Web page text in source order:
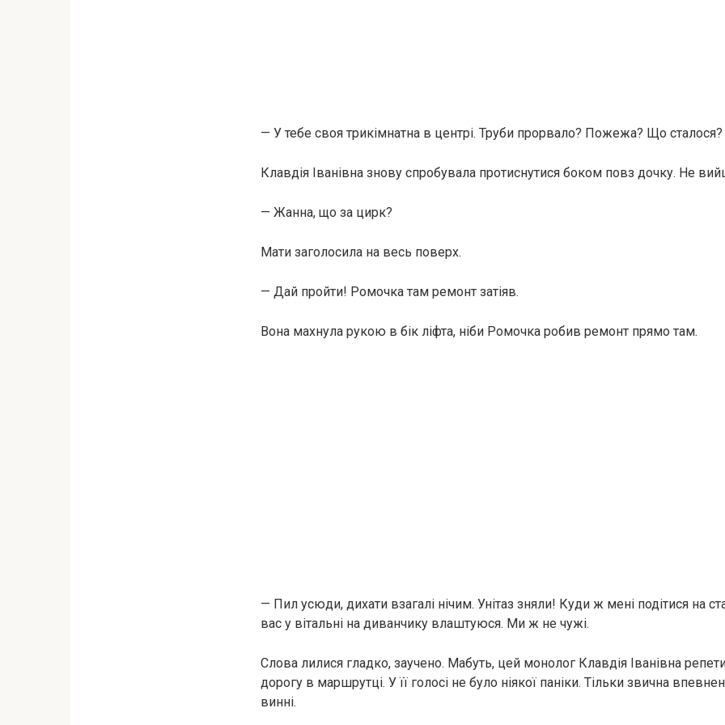
— У тебе своя трикімнатна в центрі. Труби прорвало? Пожежа? Що сталося?
Клавдія Іванівна знову спробувала протиснутися боком повз дочку. Не
— Жанна, що за цирк?
Мати заголосила на весь поверх.
— Дай пройти! Ромочка там ремонт затіяв.
Вона махнула рукою в бік ліфта, ніби Ромочка робив ремонт прямо там.
— Пил усюди, дихати взагалі нічим. Унітаз зняли! Куди ж мені подітися на
вас у вітальні на диванчику влаштуюся. Ми ж не чужі.
Слова лилися гладко, заучено. Мабуть, цей монолог Клавдія Іванівна
дорогу в маршрутці. У її голосі не було ніякої паніки. Тільки звична
винні.